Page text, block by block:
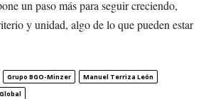
un paso más para seguir creciendo,
y unidad, algo de lo que pueden estar
Grupo BGO-Minzer
Manuel Terriza León